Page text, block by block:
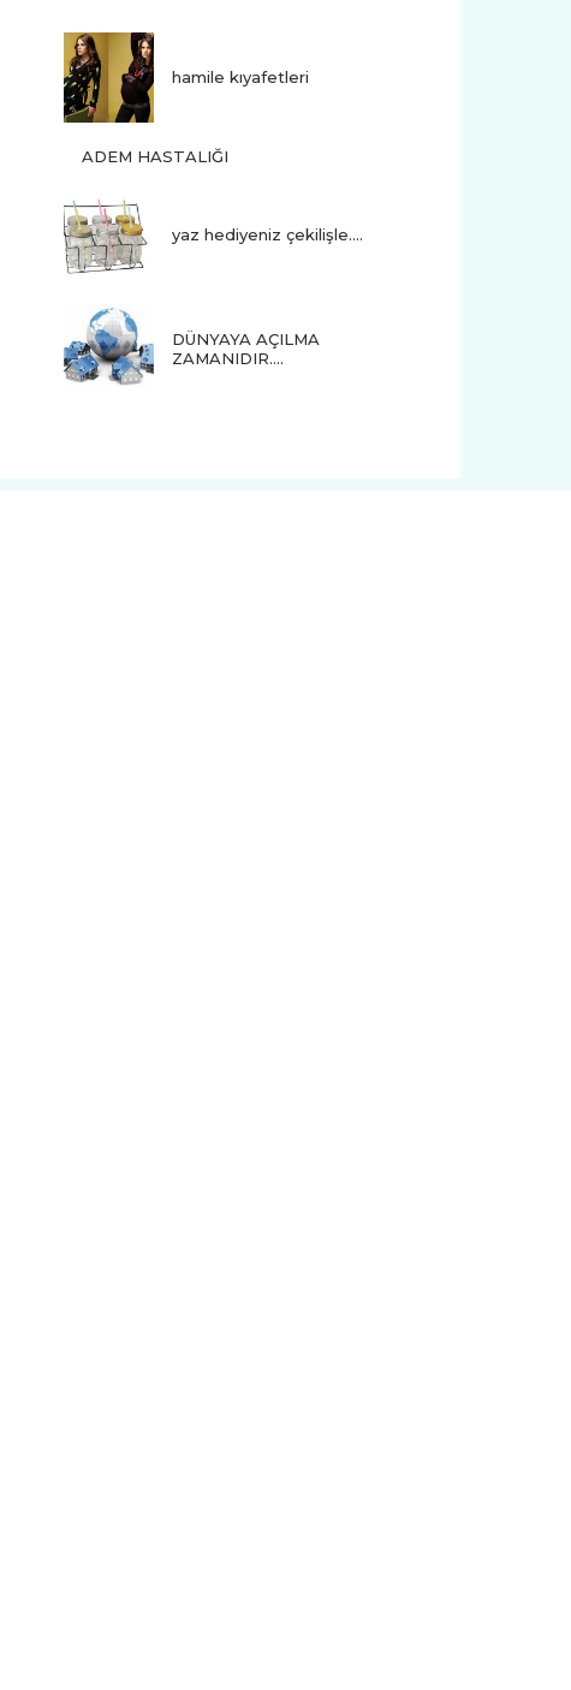
hamile kıyafetleri
ADEM HASTALIĞI
yaz hediyeniz çekilişle....
DÜNYAYA AÇILMA
ZAMANIDIR….